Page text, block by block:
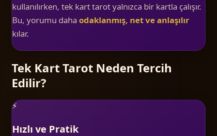
kullanılırken, tek kart tarot yalnızca bir kartla çalışır.
Bu, yorumu daha odaklanmış, net ve anlaşılır
kılar.
Tek Kart Tarot Neden Tercih
Edilir?
⚡
Hızlı ve Pratik